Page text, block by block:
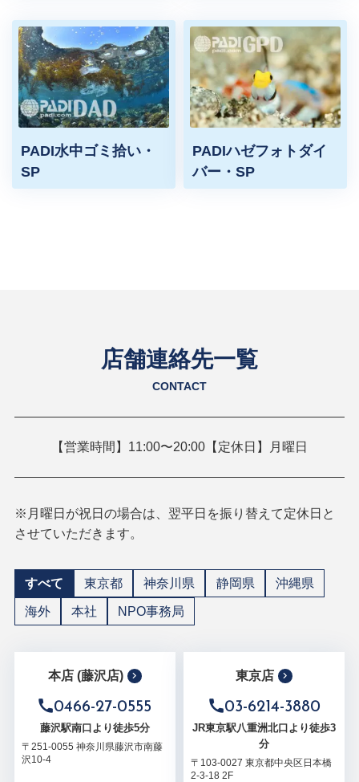
PADI水中ゴミ拾い・
SP
PADIハゼフォトダイ
バー・SP
店舗連絡先一覧
CONTACT
【営業時間】11:00〜20:00【定休日】月曜日
※月曜日が祝日の場合は、翌平日を振り替えて定休日と
させていただきます。
すべて 東京都 神奈川県 静岡県
沖縄県
海外
本社 NPO事務局
本店 (藤沢店)
0466-27-0555
藤沢駅南口より徒歩5分
〒251-0055 神奈川県藤沢市南藤
沢10-4
東京店
03-6214-3880
JR東京駅八重洲北口より徒歩3
分
〒103-0027 東京都中央区日本橋
2-3-18 2F